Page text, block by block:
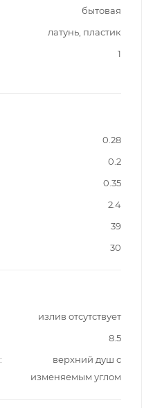
бытовая
латунь, пластик
1
0.28
0.2
0.35
2.4
39
30
излив отсутствует
8.5
верхний душ с
изменяемым углом